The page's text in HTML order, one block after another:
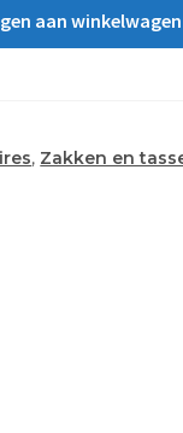
aan winkelwagen
, Zakken en